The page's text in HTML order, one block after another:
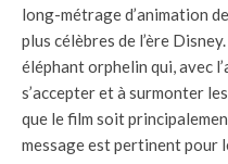
long-métrage d’animation
plus célèbres de l’ère
éléphant orphelin qui, avec
s’accepter et à surmonter
que le film soit
message est pertinent pour